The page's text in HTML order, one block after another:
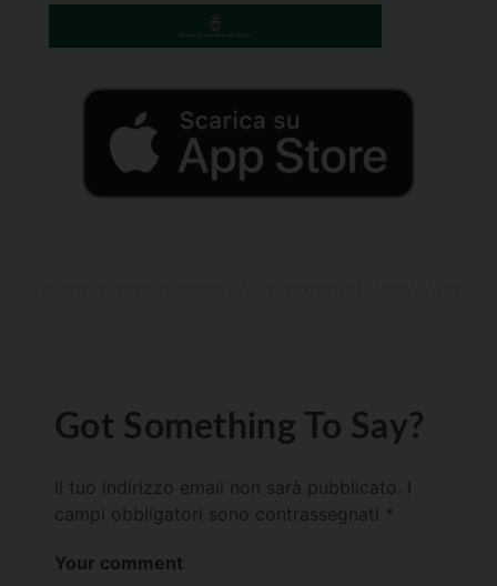
Got Something To Say?
Il tuo indirizzo email non sarà pubblicato.
campi obbligatori sono contrassegnati *
Your comment